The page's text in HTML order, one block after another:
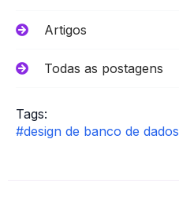
Artigos
Todas as postagens
Tags:
#design de banco de dados